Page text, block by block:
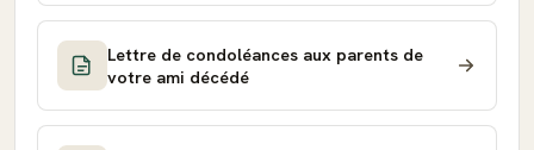
Lettre de condoléances aux parents de
votre ami décédé